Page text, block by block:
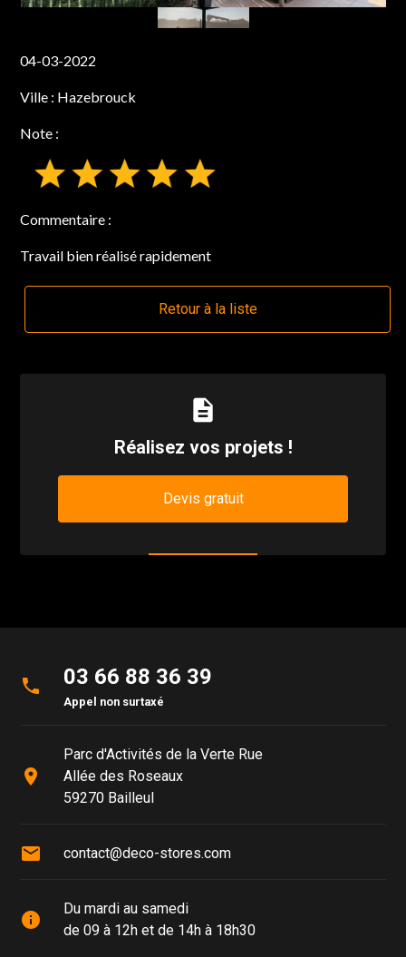
04-03-2022
Ville : Hazebrouck
Note :
Commentaire :
Travail bien réalisé rapidement
Retour à la liste
description
Réalisez vos projets !
Devis gratuit
phone 03 66 88 36 39
Appel non surtaxé
place
Parc d'Activités de la Verte Rue
Allée des Roseaux
59270 Bailleul
mail contact@deco-stores.com
info
Du mardi au samedi
de 09 à 12h et de 14h à 18h30